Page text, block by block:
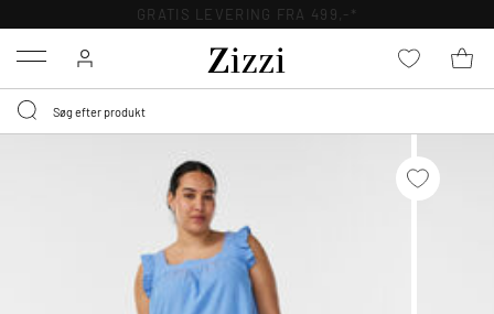
GRATIS LEVERING FRA 499,-*
Menu